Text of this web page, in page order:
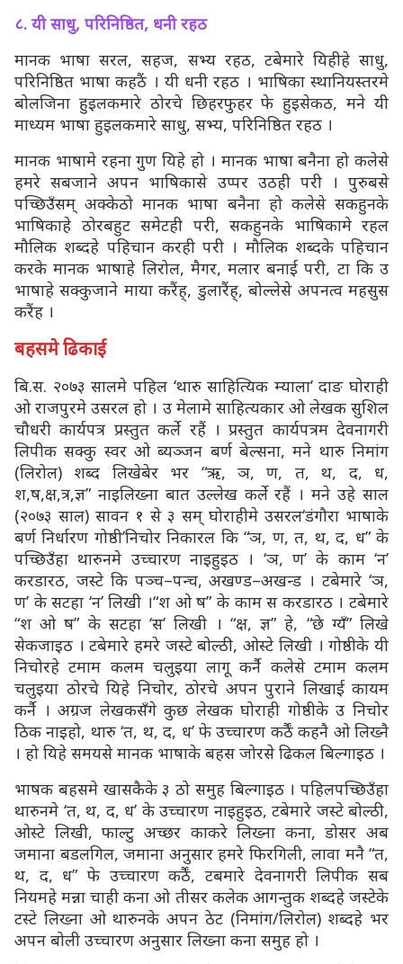
८. यी साधु, परिनिष्ठित, धनी रहठ
मानक भाषा सरल, सहज, सभ्य रहठ, टबेमारे यिहीहे साधु,
परिनिष्ठित भाषा कहठैं । यी धनी रहठ । भाषिका स्थानियस्तरमे
बोलजिना हुइलकमारे ठोरचे छिहरफुहर फे हुइसेकठ, मने यी
माध्यम भाषा हुइलकमारे साधु, सभ्य, परिनिष्ठित रहठ ।
मानक भाषामे रहना गुण यिहे हो । मानक भाषा बनैना हो कलेसे
हमरे सबजाने अपन भाषिकासे उप्पर उठही परी । पुरुबसे
पच्छिउँसम् अक्केठो मानक भाषा बनैना हो कलेसे सकहुनके
भाषिकाहे ठोरबहुट समेटही परी, सकहुनके भाषिकामे रहल
मौलिक शब्दहे पहिचान करही परी । मौलिक शब्दके पहिचान
करके मानक भाषाहे लिरोल, मैगर, मलार बनाई परी, टा कि उ
भाषाहे सक्कुजाने माया करैंह्, डुलारैंह्, बोल्लेसे अपनत्व महसुस
करैंह ।
बहसमे ढिकाई
बि.स. २०७३ सालमे पहिल ‘थारु साहित्यिक म्याला’ दाङ घोराही
ओ राजपुरमे उसरल हो । उ मेलामे साहित्यकार ओ लेखक सुशिल
चौधरी कार्यपत्र प्रस्तुत कर्ले रहैं । प्रस्तुत कार्यपत्रम देवनागरी
लिपीक सक्कु स्वर ओ ब्यञ्जन बर्ण बेल्सना, मने थारु निमांग
(लिरोल) शब्द लिखेबेर भर “ऋ, ञ, ण, त, थ, द, ध,
श,ष,क्ष,त्र,ज्ञ” नाइलिख्ना बात उल्लेख कर्ले रहैं । मने उहे साल
(२०७३ साल) सावन १ से ३ सम् घोराहीमे उसरल‘डंगौरा भाषाके
बर्ण निर्धारण गोष्ठी’निचोर निकारल कि “ञ, ण, त, थ, द, ध” के
पच्छिउँहा थारुनमे उच्चारण नाइहुइठ । ‘ञ, ण’ के काम ‘न’
करडारठ, जस्टे कि पञ्च–पन्च, अखण्ड–अखन्ड । टबेमारे ‘ञ,
ण’ के सटहा ‘न’ लिखी ।“श ओ ष” के काम स करडारठ । टबेमारे
“श ओ ष” के सटहा ‘स’ लिखी । “क्ष, ज्ञ” हे, “छे ग्यँ” लिखे
सेकजाइठ । टबेमारे हमरे जस्टे बोल्ठी, ओस्टे लिखी । गोष्ठीके यी
निचोरहे टमाम कलम चलुइया लागू कर्नै कलेसे टमाम कलम
चलुइया ठोरचे यिहे निचोर, ठोरचे अपन पुराने लिखाई कायम
कर्नै । अग्रज लेखकसँगे कुछ लेखक घोराही गोष्ठीके उ निचोर
ठिक नाइहो, थारु ‘त, थ, द, ध’ फे उच्चारण कर्ठैं कहनै ओ लिख्नै
। हो यिहे समयसे मानक भाषाके बहस जोरसे ढिकल बिल्गाइठ ।
भाषक बहसमे खासकैके ३ ठो समुह बिल्गाइठ । पहिलपच्छिउँहा
थारुनमे ‘त, थ, द, ध’ के उच्चारण नाइहुइठ, टबेमारे जस्टे बोल्ठी,
ओस्टे लिखी, फाल्टु अच्छर काकरे लिख्ना कना, डोसर अब
जमाना बडलगिल, जमाना अनुसार हमरे फिरगिली, लावा मनै “त,
थ, द, ध” फे उच्चारण कर्ठैं, टबमारे देवनागरी लिपीक सब
नियमहे मन्ना चाही कना ओ तीसर कलेक आगन्तुक शब्दहे जस्टेके
टस्टे लिख्ना ओ थारुनके अपन ठेट (निमांग/लिरोल) शब्दहे भर
अपन बोली उच्चारण अनुसार लिख्ना कना समुह हो ।